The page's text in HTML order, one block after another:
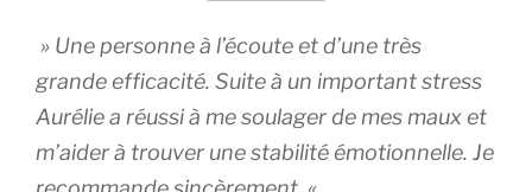
» Une personne à l’écoute et d’une très
grande efficacité. Suite à un important stress
Aurélie a réussi à me soulager de mes maux et
m’aider à trouver une stabilité émotionnelle. Je